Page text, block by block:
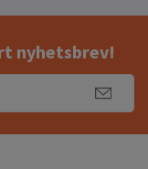
nyhetsbrev!